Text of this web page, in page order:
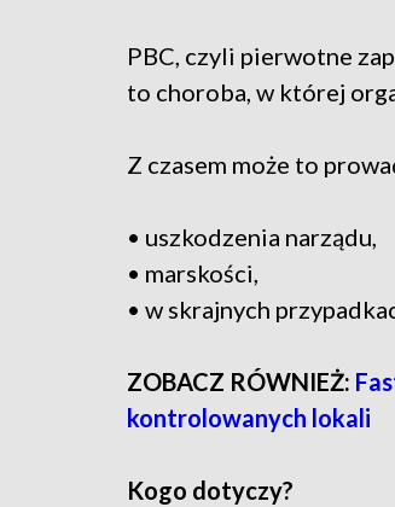
PBC, czyli pierwotne
to choroba, w której
Z czasem może to
• uszkodzenia narządu,
• marskości,
• w skrajnych
ZOBACZ RÓWNIEŻ:
kontrolowanych lokali
Kogo dotyczy?